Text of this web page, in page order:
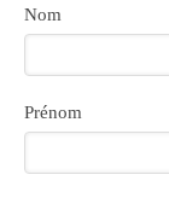
Nom
Prénom